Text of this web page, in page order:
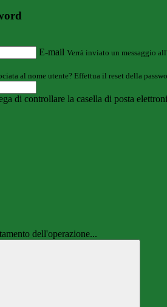
E-mail Verrà inviato un messaggio
al nome utente? Effettua il reset della
di controllare la casella di posta
dell'operazione...